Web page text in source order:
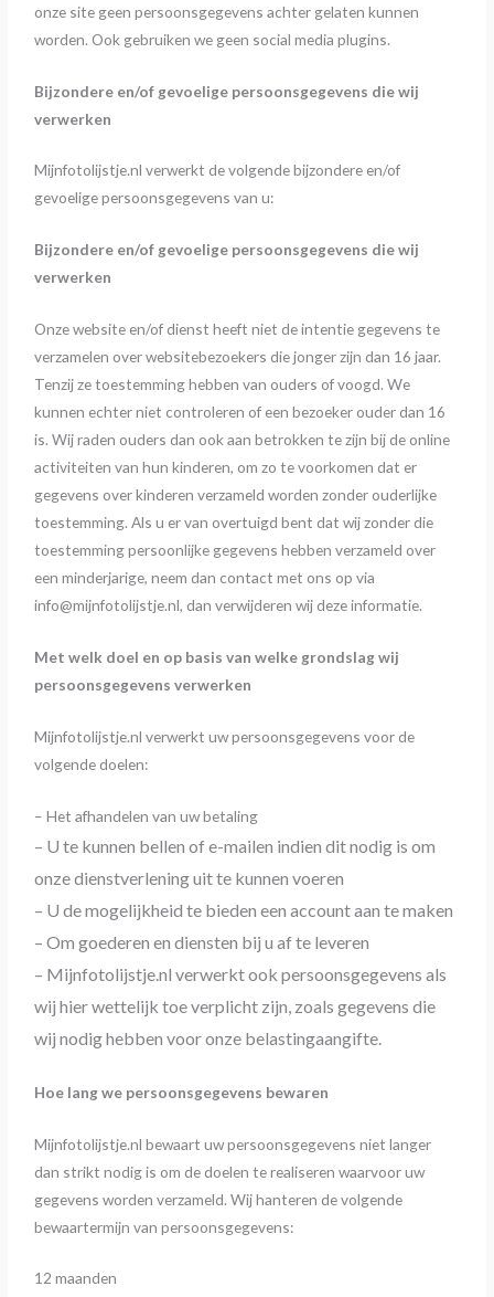
onze site geen persoonsgegevens achter gelaten kunnen
worden. Ook gebruiken we geen social media plugins.
Bijzondere en/of gevoelige persoonsgegevens die wij
verwerken
Mijnfotolijstje.nl verwerkt de volgende bijzondere en/of
gevoelige persoonsgegevens van u:
Bijzondere en/of gevoelige persoonsgegevens die wij
verwerken
Onze website en/of dienst heeft niet de intentie gegevens te
verzamelen over websitebezoekers die jonger zijn dan 16 jaar.
Tenzij ze toestemming hebben van ouders of voogd. We
kunnen echter niet controleren of een bezoeker ouder dan 16
is. Wij raden ouders dan ook aan betrokken te zijn bij de online
activiteiten van hun kinderen, om zo te voorkomen dat er
gegevens over kinderen verzameld worden zonder ouderlijke
toestemming. Als u er van overtuigd bent dat wij zonder die
toestemming persoonlijke gegevens hebben verzameld over
een minderjarige, neem dan contact met ons op via
info@mijnfotolijstje.nl, dan verwijderen wij deze informatie.
Met welk doel en op basis van welke grondslag wij
persoonsgegevens verwerken
Mijnfotolijstje.nl verwerkt uw persoonsgegevens voor de
volgende doelen:
– Het afhandelen van uw betaling
– U te kunnen bellen of e-mailen indien dit nodig is om
onze dienstverlening uit te kunnen voeren
– U de mogelijkheid te bieden een account aan te maken
– Om goederen en diensten bij u af te leveren
– Mijnfotolijstje.nl verwerkt ook persoonsgegevens als
wij hier wettelijk toe verplicht zijn, zoals gegevens die
wij nodig hebben voor onze belastingaangifte.
Hoe lang we persoonsgegevens bewaren
Mijnfotolijstje.nl bewaart uw persoonsgegevens niet langer
dan strikt nodig is om de doelen te realiseren waarvoor uw
gegevens worden verzameld. Wij hanteren de volgende
bewaartermijn van persoonsgegevens:
12 maanden